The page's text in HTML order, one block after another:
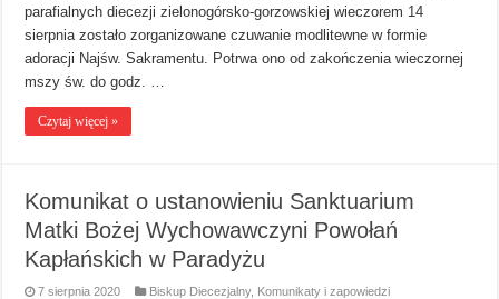
parafialnych diecezji zielonogórsko-gorzowskiej wieczorem 14
sierpnia zostało zorganizowane czuwanie modlitewne w formie
adoracji Najśw. Sakramentu. Potrwa ono od zakończenia wieczornej
mszy św. do godz. …
Czytaj więcej »
Komunikat o ustanowieniu Sanktuarium
Matki Bożej Wychowawczyni Powołań
Kapłańskich w Paradyżu
7 sierpnia 2020 Biskup Diecezjalny, Komunikaty i zapowiedzi